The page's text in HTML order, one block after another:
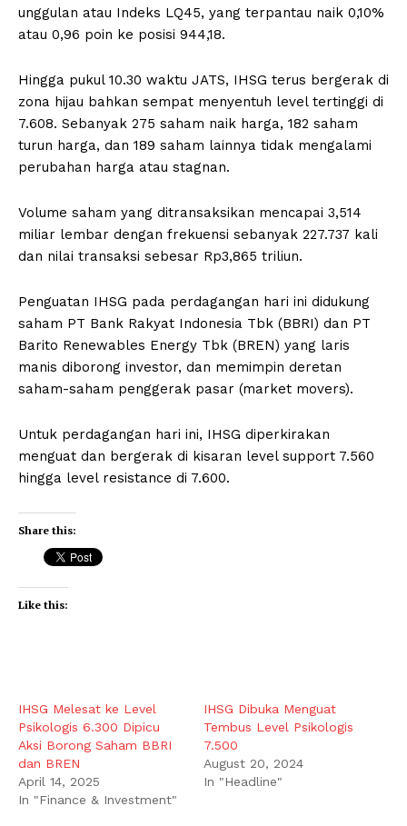
unggulan atau Indeks LQ45, yang terpantau naik 0,10%
atau 0,96 poin ke posisi 944,18.
Hingga pukul 10.30 waktu JATS, IHSG terus bergerak di
zona hijau bahkan sempat menyentuh level tertinggi di
7.608. Sebanyak 275 saham naik harga, 182 saham
turun harga, dan 189 saham lainnya tidak mengalami
perubahan harga atau stagnan.
Volume saham yang ditransaksikan mencapai 3,514
miliar lembar dengan frekuensi sebanyak 227.737 kali
dan nilai transaksi sebesar Rp3,865 triliun.
Penguatan IHSG pada perdagangan hari ini didukung
saham PT Bank Rakyat Indonesia Tbk (BBRI) dan PT
Barito Renewables Energy Tbk (BREN) yang laris
manis diborong investor, dan memimpin deretan
saham-saham penggerak pasar (market movers).
Untuk perdagangan hari ini, IHSG diperkirakan
menguat dan bergerak di kisaran level support 7.560
hingga level resistance di 7.600.
Share this:
Like this:
IHSG Melesat ke Level
Psikologis 6.300 Dipicu
Aksi Borong Saham BBRI
dan BREN
April 14, 2025
In "Finance & Investment"
IHSG Dibuka Menguat
Tembus Level Psikologis
7.500
August 20, 2024
In "Headline"